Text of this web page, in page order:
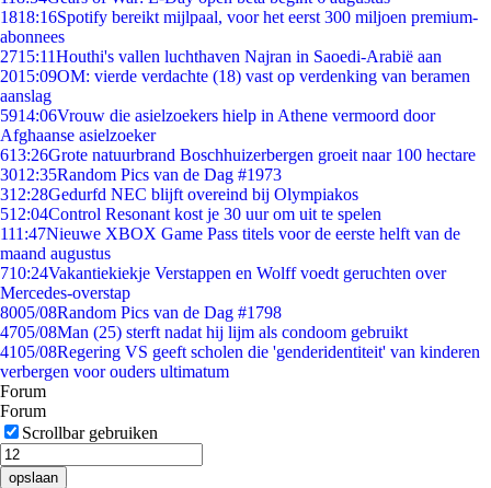
1818:16Spotify bereikt mijlpaal, voor het eerst 300 miljoen premium-
abonnees
2715:11Houthi's vallen luchthaven Najran in Saoedi-Arabië aan
2015:09OM: vierde verdachte (18) vast op verdenking van beramen
aanslag
5914:06Vrouw die asielzoekers hielp in Athene vermoord door
Afghaanse asielzoeker
613:26Grote natuurbrand Boschhuizerbergen groeit naar 100 hectare
3012:35Random Pics van de Dag #1973
312:28Gedurfd NEC blijft overeind bij Olympiakos
512:04Control Resonant kost je 30 uur om uit te spelen
111:47Nieuwe XBOX Game Pass titels voor de eerste helft van de
maand augustus
710:24Vakantiekiekje Verstappen en Wolff voedt geruchten over
Mercedes-overstap
8005/08Random Pics van de Dag #1798
4705/08Man (25) sterft nadat hij lijm als condoom gebruikt
4105/08Regering VS geeft scholen die 'genderidentiteit' van kinderen
verbergen voor ouders ultimatum
Forum
Forum
Scrollbar gebruiken
opslaan